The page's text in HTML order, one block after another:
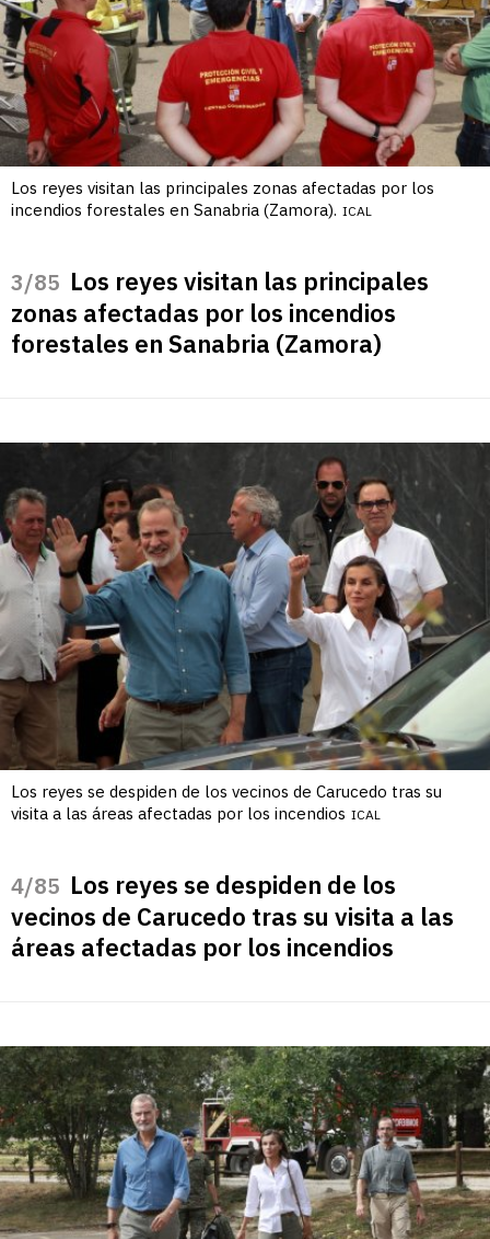
Los reyes visitan las principales zonas afectadas por los
incendios forestales en Sanabria (Zamora). ICAL
/85 Los reyes visitan las principales
zonas afectadas por los incendios
forestales en Sanabria (Zamora)
Los reyes se despiden de los vecinos de Carucedo tras su
visita a las áreas afectadas por los incendios ICAL
/85 Los reyes se despiden de los
vecinos de Carucedo tras su visita a las
áreas afectadas por los incendios